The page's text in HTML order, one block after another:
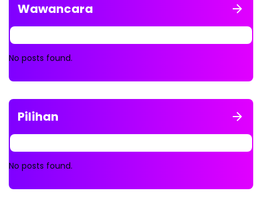
Wawancara
No posts found.
Pilihan
No posts found.